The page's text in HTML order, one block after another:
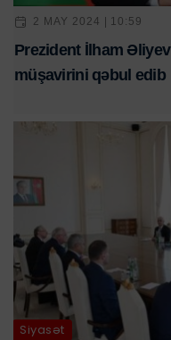
2 MAY 2024 | 10:59
Prezident İlham
müşavirini qəbul edib
Siyasət